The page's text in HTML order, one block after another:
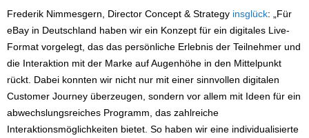
Frederik Nimmesgern, Director Concept & Strategy insglück: „Für
eBay in Deutschland haben wir ein Konzept für ein digitales Live-
Format vorgelegt, das das persönliche Erlebnis der Teilnehmer und
die Interaktion mit der Marke auf Augenhöhe in den Mittelpunkt
rückt. Dabei konnten wir nicht nur mit einer sinnvollen digitalen
Customer Journey überzeugen, sondern vor allem mit Ideen für ein
abwechslungsreiches Programm, das zahlreiche
Interaktionsmöglichkeiten bietet. So haben wir eine individualisierte